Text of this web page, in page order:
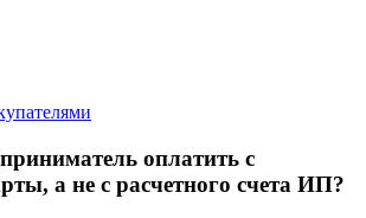
оплатить с
а не с расчетного счета ИП?